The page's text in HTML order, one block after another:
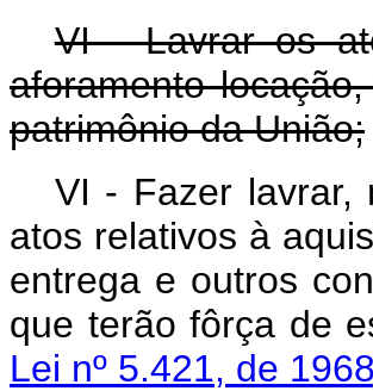
VI - Lavrar os
aforamento
patrimônio da União;
VI - Fazer lavrar,
atos relativos à
entrega e outros
que terão fôrça
Lei nº 5.421, de